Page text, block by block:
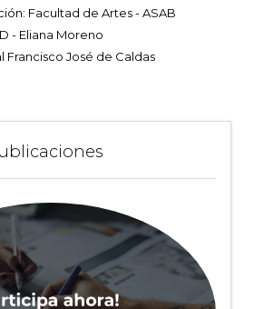
Facultad de Artes - ASAB
- Eliana Moreno
Francisco José de Caldas